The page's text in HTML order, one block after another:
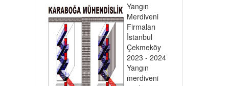
Yangın
Merdiveni
Firmaları
İstanbul
Çekmeköy
2023 - 2024
Yangın
merdiveni